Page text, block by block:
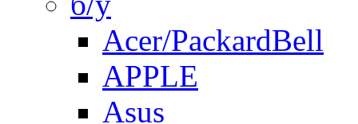
Acer/PackardBell
APPLE
Asus